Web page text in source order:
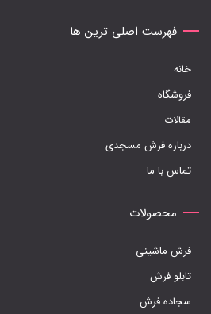
است
صفحه
محصول
انتخاب
فهرست اصلی ترین ها
خانه
فروشگاه
مقالات
درباره فرش مسجدی
تماس با ما
محصولات
فرش ماشینی
تابلو فرش
سجاده فرش